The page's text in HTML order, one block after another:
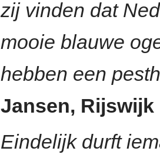
zij vinden dat
mooie blauwe
hebben een
Jansen, Rijswijk
Eindelijk durft